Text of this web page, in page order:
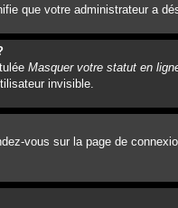
que votre administrateur a
Masquer votre statut en
invisible.
vous sur la page de